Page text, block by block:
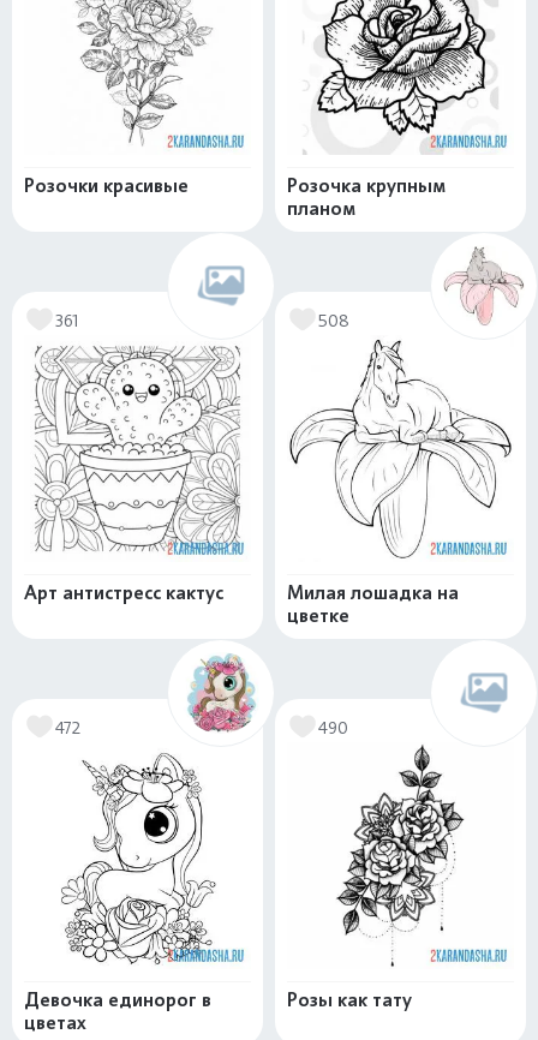
Розочки красивые
Розочка крупным
планом
361
Арт антистресс кактус
508
Милая лошадка на
цветке
472
Девочка единорог в
цветах
490
Розы как тату